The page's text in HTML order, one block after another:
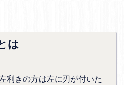
は
利きの方は左に刃が付いた